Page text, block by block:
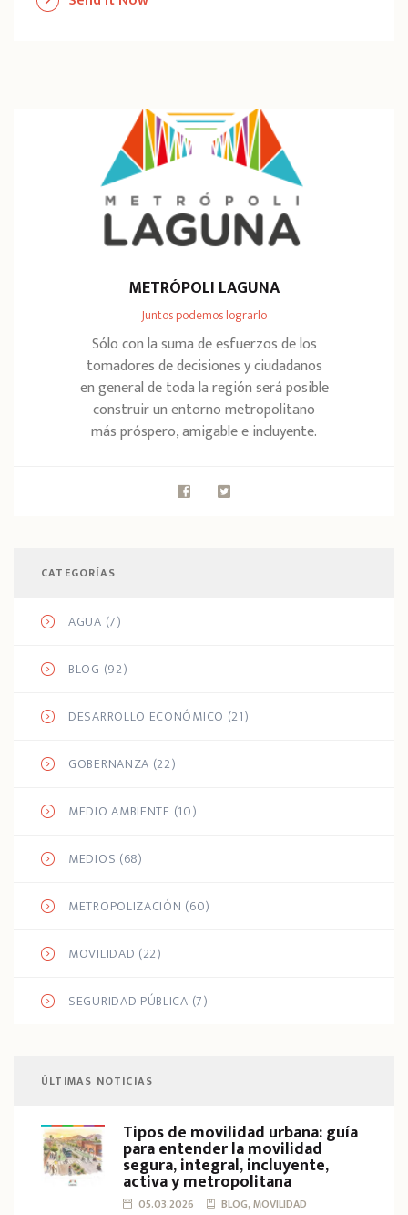
METRÓPOLI LAGUNA
Juntos podemos lograrlo
Sólo con la suma de esfuerzos de los
tomadores de decisiones y ciudadanos
en general de toda la región será posible
construir un entorno metropolitano
más próspero, amigable e incluyente.
CATEGORÍAS
AGUA (7)
BLOG (92)
DESARROLLO ECONÓMICO (21)
GOBERNANZA (22)
MEDIO AMBIENTE (10)
MEDIOS (68)
METROPOLIZACIÓN (60)
MOVILIDAD (22)
SEGURIDAD PÚBLICA (7)
ÚLTIMAS NOTICIAS
Tipos de movilidad urbana: guía
para entender la movilidad
segura, integral, incluyente,
activa y metropolitana
05.03.2026 BLOG, MOVILIDAD